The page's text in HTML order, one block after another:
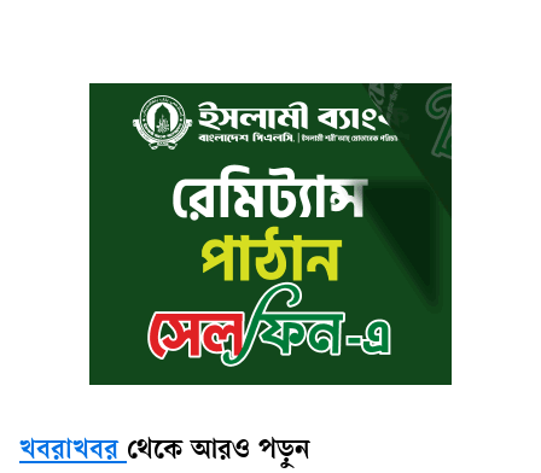
খবরাখবর থেকে আরও পড়ুন